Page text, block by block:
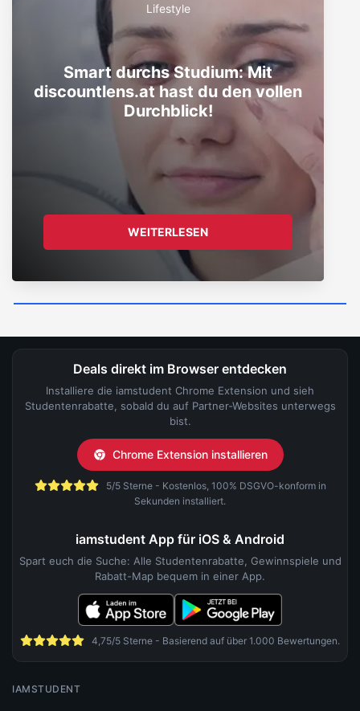
Lifestyle
Smart durchs Studium: Mit
discountlens.at hast du den vollen
Durchblick!
WEITERLESEN
Deals direkt im Browser entdecken
Installiere die iamstudent Chrome Extension und sieh
Studentenrabatte, sobald du auf Partner-Websites unterwegs
bist.
Chrome Extension installieren
5/5 Sterne - Kostenlos, 100% DSGVO-konform in
Sekunden installiert.
iamstudent App für iOS & Android
Spart euch die Suche: Alle Studentenrabatte, Gewinnspiele und
Rabatt-Map bequem in einer App.
4,75/5 Sterne - Basierend auf über 1.000 Bewertungen.
IAMSTUDENT